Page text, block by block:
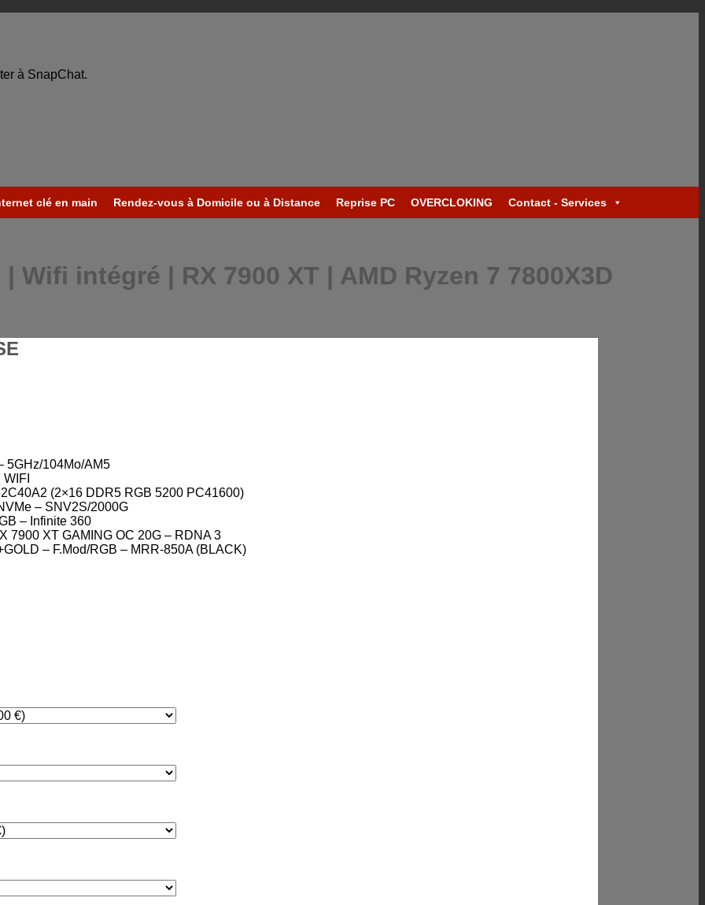
à SnapChat.
clé en main Rendez-vous à Domicile ou à Distance Reprise PC OVERCLOKING Contact - Services
Wifi intégré | RX 7900 XT | AMD Ryzen 7 7800X3D
5GHz/104Mo/AM5
(2×16 DDR5 RGB 5200 PC41600)
– SNV2S/2000G
– Infinite 360
7900 XT GAMING OC 20G – RDNA 3
– F.Mod/RGB – MRR-850A (BLACK)